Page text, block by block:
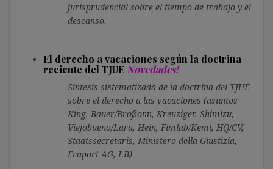
jurisprudencial sobre el tiempo de trabajo y el
descanso.
El derecho a vacaciones según la doctrina
reciente del TJUE Novedades!
Síntesis sistematizada de la doctrina del TJUE
sobre el derecho a las vacaciones (asuntos
King, Bauer/Broßonn, Kreuziger, Shimizu,
Viejobueno/Lara, Hein, Fimlab/Kemi, HQ/CV,
Staatssecretaris, Ministero della Giustizia,
Fraport AG, LB)